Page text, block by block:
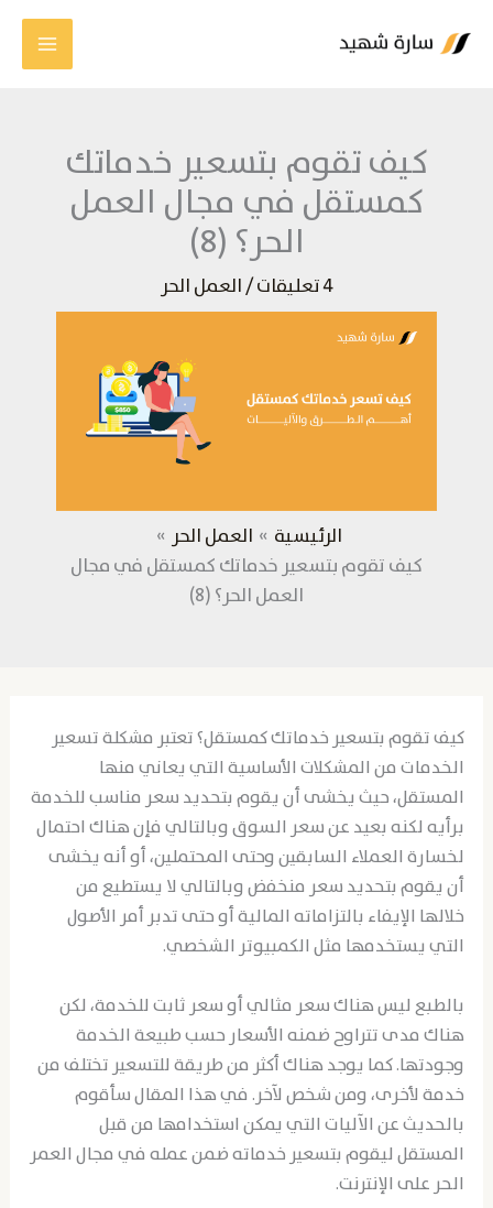
إلى
كيف تقوم بتسعير خدماتك
كمستقل في مجال العمل
الحر؟ (8)
4 تعليقات /العمل الحر
الرئيسية
العمل الحر
كيف تقوم بتسعير خدماتك كمستقل في مجال
العمل الحر؟ (8)
كيف تقوم بتسعير خدماتك كمستقل؟ تعتبر مشكلة تسعير
الخدمات من المشكلات الأساسية التي يعاني منها
المستقل، حيث يخشى أن يقوم بتحديد سعر مناسب للخدمة
برأيه لكنه بعيد عن سعر السوق وبالتالي فإن هناك احتمال
لخسارة العملاء السابقين وحتى المحتملين، أو أنه يخشى
أن يقوم بتحديد سعر منخفض وبالتالي لا يستطيع من
خلالها الإيفاء بالتزاماته المالية أو حتى تدبر أمر الأصول
التي يستخدمها مثل الكمبيوتر الشخصي.
بالطبع ليس هناك سعر مثالي أو سعر ثابت للخدمة، لكن
هناك مدى تتراوح ضمنه الأسعار حسب طبيعة الخدمة
وجودتها. كما يوجد هناك أكثر من طريقة للتسعير تختلف من
خدمة لأخرى، ومن شخص لآخر. في هذا المقال سأقوم
بالحديث عن الآليات التي يمكن استخدامها من قبل
المستقل ليقوم بتسعير خدماته ضمن عمله في مجال العمر
الحر على الإنترنت.